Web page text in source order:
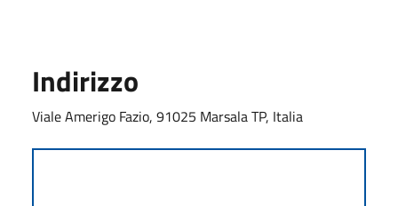
Indirizzo
Viale Amerigo Fazio, 91025 Marsala TP, Italia